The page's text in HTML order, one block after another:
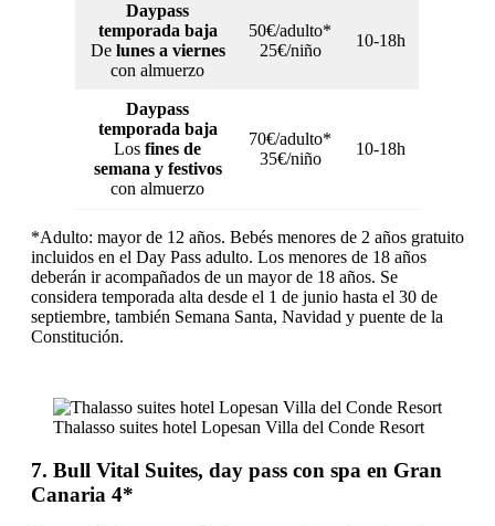
Daypass
temporada baja
De lunes a viernes
con almuerzo
50€/adulto*
25€/niño
10-18h
Daypass
temporada baja
Los fines de
semana y festivos
con almuerzo
70€/adulto*
35€/niño
10-18h
*Adulto: mayor de 12 años. Bebés menores de 2 años gratuito
incluidos en el Day Pass adulto. Los menores de 18 años
deberán ir acompañados de un mayor de 18 años. Se
considera temporada alta desde el 1 de junio hasta el 30 de
septiembre, también Semana Santa, Navidad y puente de la
Constitución.
Thalasso suites hotel Lopesan Villa del Conde Resort
7. Bull Vital Suites, day pass con spa en Gran
Canaria 4*